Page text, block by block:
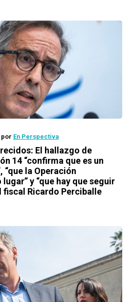
por En Perspectiva
El hallazgo de
14 “confirma que es un
“que la Operación
y “que hay que seguir
fiscal Ricardo Perciballe